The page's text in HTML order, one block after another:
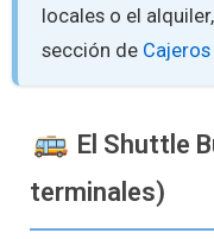
locales o el
sección de
El Shuttle
terminales)